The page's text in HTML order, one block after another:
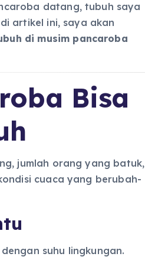
datang, tubuh saya
artikel ini, saya akan
di musim pancaroba
Bisa
jumlah orang yang batuk,
cuaca yang berubah-
suhu lingkungan.